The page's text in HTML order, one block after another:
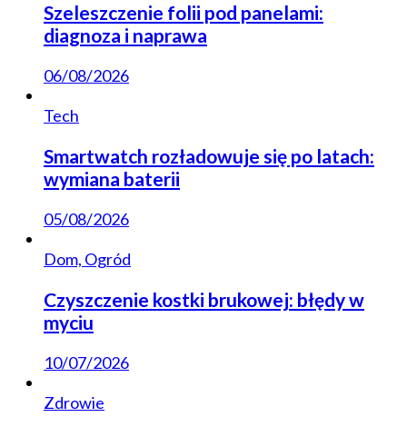
Szeleszczenie folii pod panelami:
diagnoza i naprawa
06/08/2026
Tech
Smartwatch rozładowuje się po latach:
wymiana baterii
05/08/2026
Dom, Ogród
Czyszczenie kostki brukowej: błędy w
myciu
10/07/2026
Zdrowie